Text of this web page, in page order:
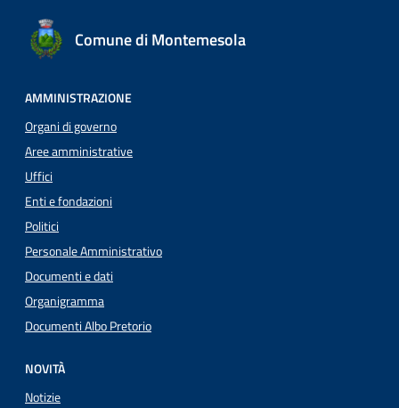
Comune di Montemesola
AMMINISTRAZIONE
Organi di governo
Aree amministrative
Uffici
Enti e fondazioni
Politici
Personale Amministrativo
Documenti e dati
Organigramma
Documenti Albo Pretorio
NOVITÀ
Notizie